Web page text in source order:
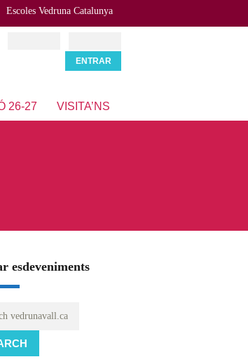
Escoles Vedruna Catalunya
26-27 VISITA’NS
esdeveniments